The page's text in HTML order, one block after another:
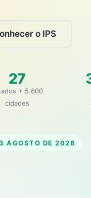
o IPS
27
+ 5.600
cidades
AGOSTO DE 2026